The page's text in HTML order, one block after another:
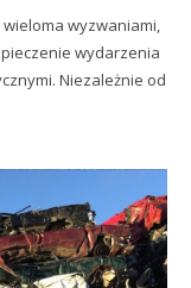
wyzwaniami,
wydarzenia
Niezależnie od